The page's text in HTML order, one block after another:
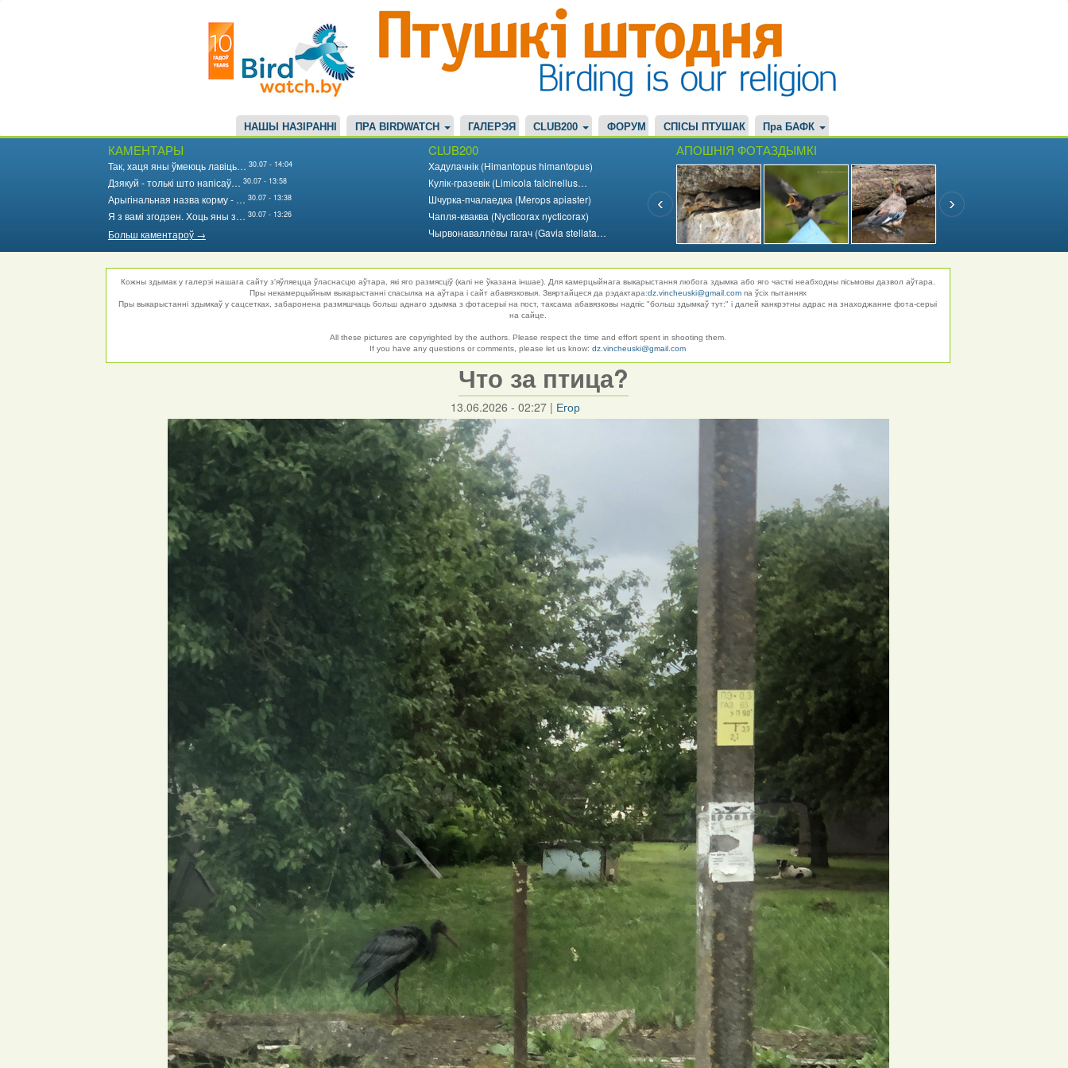
НАШЫ НАЗІРАННІ ПРА BIRDWATCH ГАЛЕРЭЯ CLUB200 ФОРУМ СПІСЫ ПТУШАК Пра БАФК
КАМЕНТАРЫ
Так, хаця яны ўмеюць лавіць… 30.07 - 14:04
Дзякуй - толькі што напісаў… 30.07 - 13:58
Арыгінальная назва корму - … 30.07 - 13:38
Я з вамі згодзен. Хоць яны з… 30.07 - 13:26
Больш каментароў →
CLUB200
Хадулачнік (Himantopus himantopus)
Кулік-гразевік (Limicola falcinellus…
Шчурка-пчалаедка (Merops apiaster)
Чапля-кваква (Nycticorax nycticorax)
Чырвонаваллёвы гагач (Gavia stellata…
АПОШНІЯ ФОТАЗДЫМКІ
Кожны здымак у галерэі нашага сайту з'яўляецца ўласнасцю аўтара, які яго размясціў (калі не ўказана іншае). Для камерцыйнага выкарыстання любога здымка або яго часткі неабходны пісьмовы дазвол аўтара.
Пры некамерцыйным выкарыстанні спасылка на аўтара і сайт абавязковыя. Звяртайцеся да рэдактара:dz.vincheuski@gmail.comпа ўсіх пытаннях
Пры выкарыстанні здымкаў у сацсетках, забаронена размяшчаць больш аднаго здымка з фотасерыі на пост, таксама абавязковы надпіс "больш здымкаў тут:" і далей канкрэтны адрас на знаходжанне фота-серыі
на сайце.
All these pictures are copyrighted by the authors. Please respect the time and effort spent in shooting them.
If you have any questions or comments, please let us know:dz.vincheuski@gmail.com
Что за птица?
13.06.2026 - 02:27 | Егор